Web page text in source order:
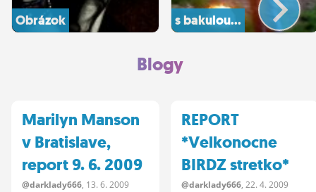
Obrázok s bakulou...
Blogy
Marilyn Manson
v Bratislave,
report 9. 6. 2009
@darklady666, 13. 6. 2009
REPORT
*Velkonocne
BIRDZ stretko*
@darklady666, 22. 4. 2009